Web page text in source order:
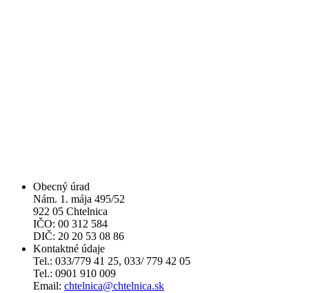
Obecný úrad
Nám. 1. mája 495/52
922 05 Chtelnica
IČO: 00 312 584
DIČ: 20 20 53 08 86
Kontaktné údaje
Tel.: 033/779 41 25, 033/ 779 42 05
Tel.: 0901 910 009
Email: chtelnica@chtelnica.sk